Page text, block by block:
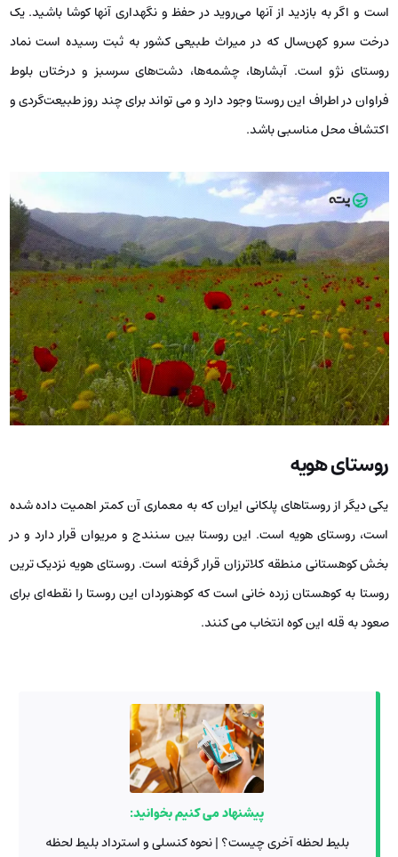
است و اگر به بازدید از آنها می‌روید در حفظ و نگهداری آنها کوشا باشید. یک
درخت سرو کهن‌سال که در میراث طبیعی کشور به ثبت رسیده است نماد
روستای نژو است. آبشارها، چشمه‌ها، دشت‌های سرسبز و درختان بلوط
فراوان در اطراف این روستا وجود دارد و می تواند برای چند روز طبیعت‌گردی و
اکتشاف محل مناسبی باشد.
روستای هویه
یکی دیگر از روستاهای پلکانی ایران که به معماری آن کمتر اهمیت داده شده
است، روستای هویه است. این روستا بین سنندج و مریوان قرار دارد و در
بخش کوهستانی منطقه کلاترزان قرار گرفته است. روستای هویه نزدیک ترین
روستا به کوهستان زرده خانی است که کوهنوردان این روستا را نقطه‌ای برای
صعود به قله این کوه انتخاب می کنند.
پیشنهاد می کنیم بخوانید:
بلیط لحظه آخری چیست؟ | نحوه کنسلی و استرداد بلیط لحظه